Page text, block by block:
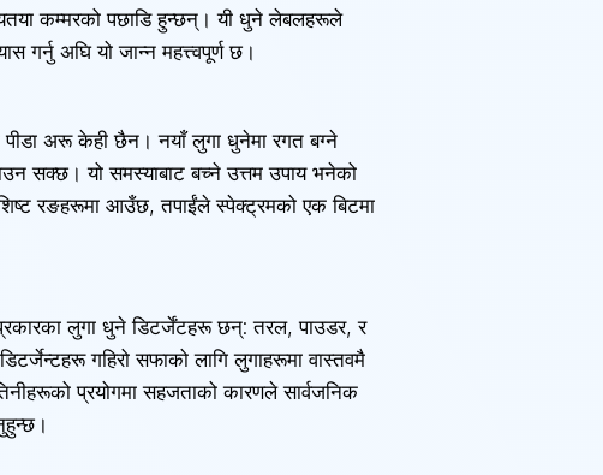
कम्मरको पछाडि हुन्छन्। यी धुने लेबलहरूले
अघि यो जान्न महत्त्वपूर्ण छ।
पीडा अरू केही छैन। नयाँ लुगा धुनेमा रगत बग्ने
सक्छ। यो समस्याबाट बच्ने उत्तम उपाय भनेको
रङहरूमा आउँछ, तपाईंले स्पेक्ट्रमको एक बिटमा
प्रकारका लुगा धुने डिटर्जेंटहरू छन्: तरल, पाउडर, र
गहिरो सफाको लागि लुगाहरूमा वास्तवमै
प्रयोगमा सहजताको कारणले सार्वजनिक